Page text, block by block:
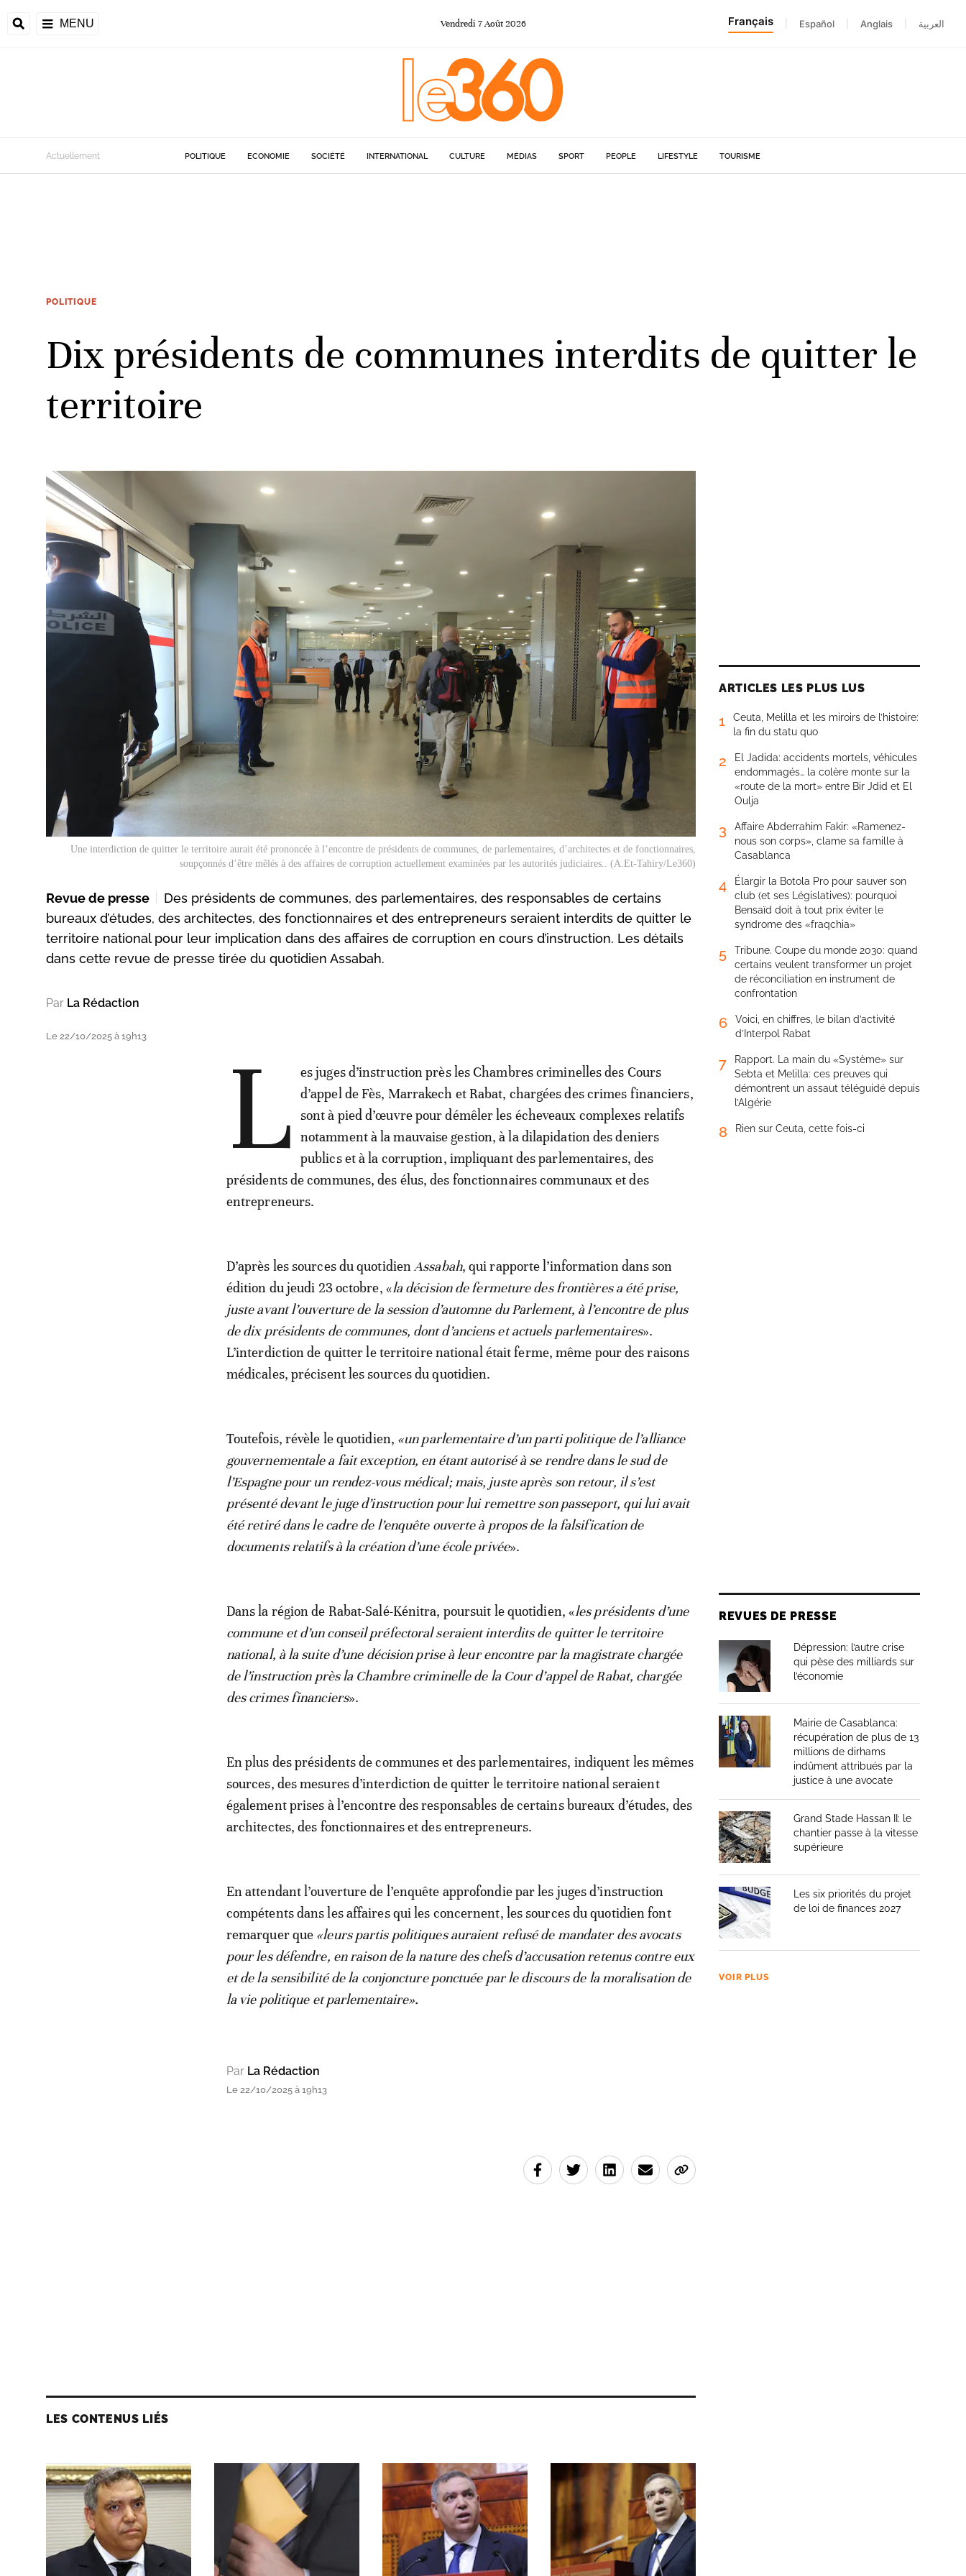
MENU Vendredi 7Août 2026 Français Español Anglais العربية
Actuellement POLITIQUE ECONOMIE SOCIÉTÉ INTERNATIONAL CULTURE MÉDIAS SPORT PEOPLE LIFESTYLE TOURISME
POLITIQUE
Dix présidents de communes interdits de quitter le
territoire
Une interdiction de quitter le territoire aurait été prononcée à l’encontre de présidents de communes, de parlementaires, d’architectes et de fonctionnaires,
soupçonnés d’être mêlés à des affaires de corruption actuellement examinées par les autorités judiciaires.. (A.Et-Tahiry/Le360)
Revue de presse
Des présidents de communes, des parlementaires, des responsables de certains
bureaux d’études, des architectes, des fonctionnaires et des entrepreneurs seraient interdits de quitter le
territoire national pour leur implication dans des affaires de corruption en cours d’instruction. Les détails
dans cette revue de presse tirée du quotidien Assabah.
Par La Rédaction
Le 22/10/2025 à 19h13 L
es juges d’instruction près les Chambres criminelles des Cours
d’appel de Fès, Marrakech et Rabat, chargées des crimes financiers,
sont à pied d’œuvre pour démêler les écheveaux complexes relatifs
notamment à la mauvaise gestion, à la dilapidation des deniers
publics et à la corruption, impliquant des parlementaires, des
présidents de communes, des élus, des fonctionnaires communaux et des
entrepreneurs.
D’après les sources du quotidien Assabah, qui rapporte l’information dans son
édition du jeudi 23 octobre, «la décision de fermeture des frontières a été prise,
juste avant l’ouverture de la session d’automne du Parlement, à l’encontre de plus
de dix présidents de communes, dont d’anciens et actuels parlementaires».
L’interdiction de quitter le territoire national était ferme, même pour des raisons
médicales, précisent les sources du quotidien.
Toutefois, révèle le quotidien, «un parlementaire d’un parti politique de l’alliance
gouvernementale a fait exception, en étant autorisé à se rendre dans le sud de
l’Espagne pour un rendez-vous médical; mais, juste après son retour, il s’est
présenté devant le juge d’instruction pour lui remettre son passeport, qui lui avait
été retiré dans le cadre de l’enquête ouverte à propos de la falsification de
documents relatifs à la création d’une école privée».
Dans la région de Rabat-Salé-Kénitra, poursuit le quotidien, «les présidents d’une
commune et d’un conseil préfectoral seraient interdits de quitter le territoire
national, à la suite d’une décision prise à leur encontre par la magistrate chargée
de l’instruction près la Chambre criminelle de la Cour d’appel de Rabat, chargée
des crimes financiers».
En plus des présidents de communes et des parlementaires, indiquent les mêmes
sources, des mesures d’interdiction de quitter le territoire national seraient
également prises à l’encontre des responsables de certains bureaux d’études, des
architectes, des fonctionnaires et des entrepreneurs.
En attendant l’ouverture de l’enquête approfondie par les juges d’instruction
compétents dans les affaires qui les concernent, les sources du quotidien font
remarquer que «leurs partis politiques auraient refusé de mandater des avocats
pour les défendre, en raison de la nature des chefs d’accusation retenus contre eux
et de la sensibilité de la conjoncture ponctuée par le discours de la moralisation de
la vie politique et parlementaire».
Par La Rédaction
Le 22/10/2025 à 19h13
LES CONTENUS LIÉS
ARTICLES LES PLUS LUS
1
Ceuta, Melilla et les miroirs de l’histoire:
la fin du statu quo
2
El Jadida: accidents mortels, véhicules
endommagés… la colère monte sur la
«route de la mort» entre Bir Jdid et El
Oulja
3
Affaire Abderrahim Fakir: «Ramenez-
nous son corps», clame sa famille à
Casablanca
4
Élargir la Botola Pro pour sauver son
club (et ses Législatives): pourquoi
Bensaïd doit à tout prix éviter le
syndrome des «fraqchia»
5
Tribune. Coupe du monde 2030: quand
certains veulent transformer un projet
de réconciliation en instrument de
confrontation
6
Voici, en chiffres, le bilan d’activité
d’Interpol Rabat
7
Rapport. La main du «Système» sur
Sebta et Melilla: ces preuves qui
démontrent un assaut téléguidé depuis
l’Algérie
8 Rien sur Ceuta, cette fois-ci
REVUES DE PRESSE
Dépression: l’autre crise
qui pèse des milliards sur
l’économie
Mairie de Casablanca:
récupération de plus de 13
millions de dirhams
indûment attribués par la
justice à une avocate
Grand Stade Hassan II: le
chantier passe à la vitesse
supérieure
Les six priorités du projet
de loi de finances 2027
VOIR PLUS